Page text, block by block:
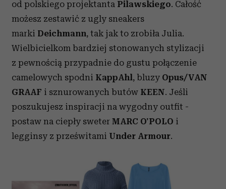
od polskiego projektanta Pilawskiego. Całość
możesz zestawić z ugly sneakers
marki Deichmann, tak jak to zrobiła Julia.
Wielbicielkom bardziej stonowanych stylizacji
z pewnością przypadnie do gustu połączenie
camelowych spodni KappAhl, bluzy Opus/VAN
GRAAF i sznurowanych butów KEEN. Jeśli
poszukujesz inspiracji na wygodny outfit -
postaw na ciepły sweter MARC O'POLO i
legginsy z prześwitami Under Armour.